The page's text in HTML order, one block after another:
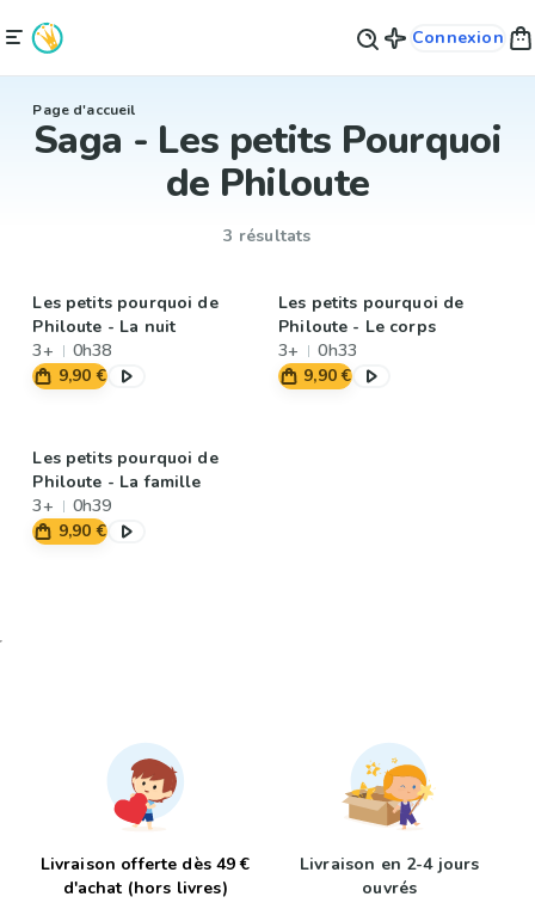
Connexion
Page d'accueil
Saga - Les petits Pourquoi
de Philoute
3 résultats
Les petits pourquoi de
Philoute - La nuit
3+
0h38
9,90 €
Les petits pourquoi de
Philoute - Le corps
3+
0h33
9,90 €
Les petits pourquoi de
Philoute - La famille
3+
0h39
9,90 €
Livraison offerte dès 49 €
d'achat (hors livres)
Livraison en 2-4 jours
ouvrés